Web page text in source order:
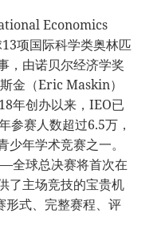
Economics
项国际科学类奥林匹
，由诺贝尔经济学奖
金（Eric Maskin）
年创办以来，IEO已
参赛人数超过6.5万，
年学术竞赛之一。
全球总决赛将首次在
了主场竞技的宝贵机
形式、完整赛程、评